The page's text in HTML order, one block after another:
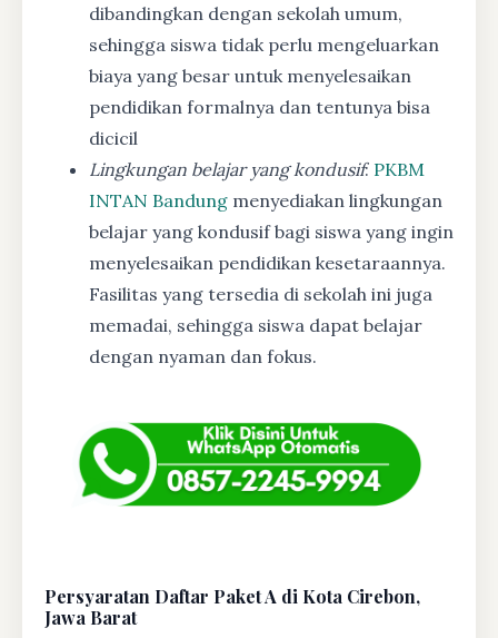
dibandingkan dengan sekolah umum,
sehingga siswa tidak perlu mengeluarkan
biaya yang besar untuk menyelesaikan
pendidikan formalnya dan tentunya bisa
dicicil
Lingkungan belajar yang kondusif: PKBM
INTAN Bandung menyediakan lingkungan
belajar yang kondusif bagi siswa yang ingin
menyelesaikan pendidikan kesetaraannya.
Fasilitas yang tersedia di sekolah ini juga
memadai, sehingga siswa dapat belajar
dengan nyaman dan fokus.
Persyaratan Daftar Paket A di Kota Cirebon,
Jawa Barat